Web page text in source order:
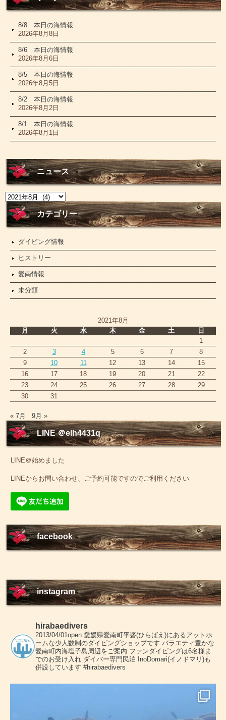
8/8 本日の海情報
2026年8月8日
8/6 本日の海情報
2026年8月6日
8/5 本日の海情報
2026年8月5日
8/2 本日の海情報
2026年8月2日
8/1 本日の海情報
2026年8月1日
ニュース
ニ
ュ
ー
カテゴリー
ダイビング情報
ヒストリー
愛南情報
未分類
2021年8月
月
火 水 木 金 土
日
1
2
3 4 5 6 7
8
9
10 11 12 13 14
15
16
17 18 19 20 21
22
23
24 25 26 27 28
29
30
31
« 7月 9月 »
LINE ＠elh4431q
LINE＠始めました
LINEからお問い合わせ、ご予約可能ですのでご利用ください
facebook
instagram
hirabaedivers
2013/04/01open 愛媛県愛南町平碆(ひらばえ)にあるアットホ
ームな少人数制のダイビングショップです バラエティ豊かな
愛南町内海塩子島周辺をご案内 ファンダイビングは6名様ま
でのお受け入れ ダイバー専門民泊 InoDomari(イノドマリ)も
併設しています #hirabaedivers